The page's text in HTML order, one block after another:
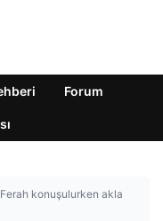
Forum
konuşulurken akla